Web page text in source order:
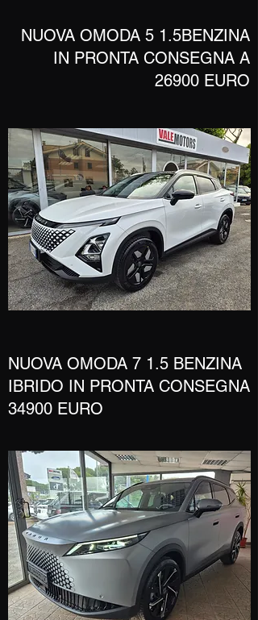
​NUOVA OMODA 5 1.5BENZINA
IN PRONTA CONSEGNA A
26900 EURO
​NUOVA OMODA 7 1.5 BENZINA
IBRIDO IN PRONTA CONSEGNA
34900 EURO